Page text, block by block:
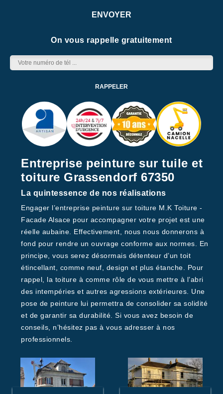
On vous rappelle gratuitement
Entreprise peinture sur tuile et
toiture Grassendorf 67350
La quintessence de nos réalisations
Engager l’entreprise peinture sur toiture M.K Toiture -
Facade Alsace pour accompagner votre projet est une
réelle aubaine. Effectivement, nous nous donnerons à
fond pour rendre un ouvrage conforme aux normes. En
principe, vous serez désormais détenteur d’un toit
étincellant, comme neuf, design et plus étanche. Pour
rappel, la toiture à comme rôle de vous mettre à l’abri
des intempéries et autres agressions extérieures. Une
pose de peinture lui permettra de consolider sa solidité
et de garantir sa durabilité. Si vous avez besoin de
conseils, n’hésitez pas à vous adresser à nos
professionnels.